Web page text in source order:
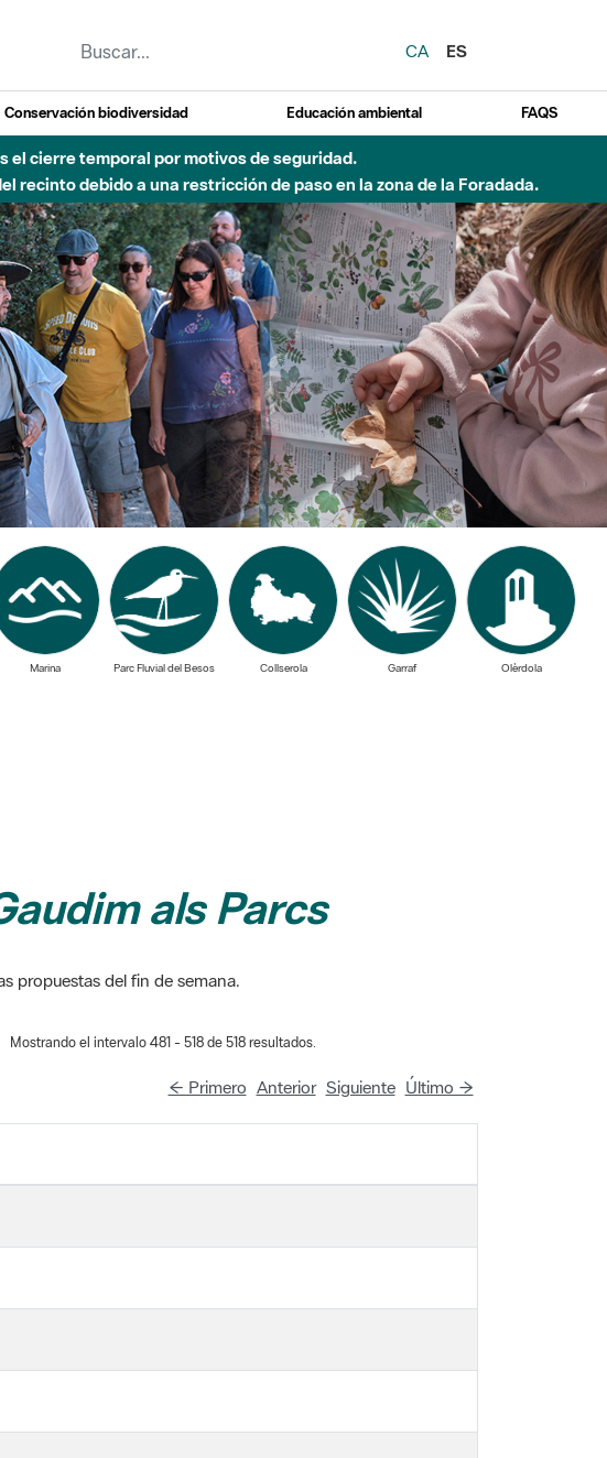
CA
ES
Conservación biodiversidad Educación ambiental FAQS
debido a obras de construcción de una pasarela sobre el río
Parc Fluvial del Besos Olèrdola
als Parcs